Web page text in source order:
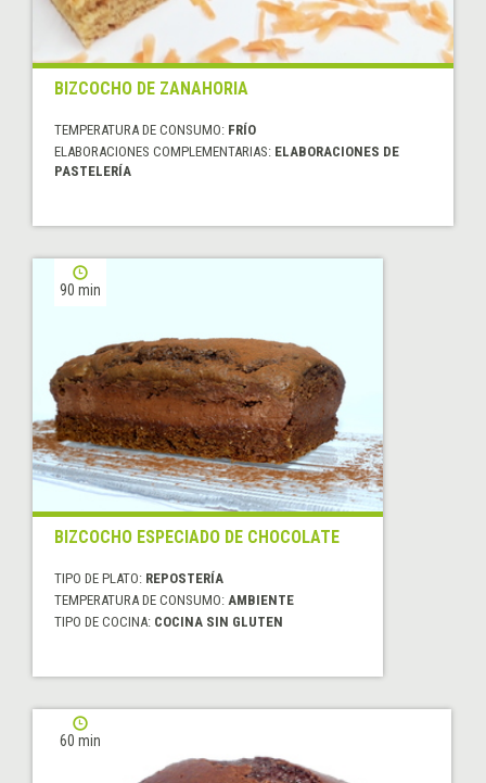
BIZCOCHO DE ZANAHORIA
TEMPERATURA DE CONSUMO: FRÍO
ELABORACIONES COMPLEMENTARIAS: ELABORACIONES DE
PASTELERÍA
90 min
BIZCOCHO ESPECIADO DE CHOCOLATE
TIPO DE PLATO: REPOSTERÍA
TEMPERATURA DE CONSUMO: AMBIENTE
TIPO DE COCINA: COCINA SIN GLUTEN
60 min